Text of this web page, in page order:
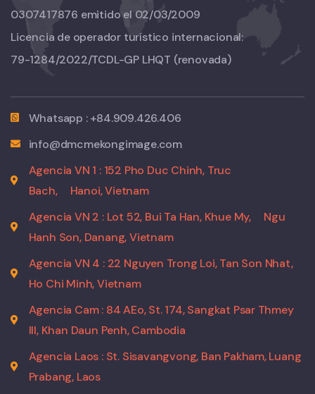
0307417876 emitido el 02/03/2009
Licencia de operador turístico internacional:
79-1284/2022/TCDL-GP LHQT (renovada)
Whatsapp : +84.909.426.406
info@dmcmekongimage.com
Agencia VN 1 : 152 Pho Duc Chinh, Truc
Bach,
Hanoi, Vietnam
Agencia VN 2 : Lot 52, Bui Ta Han, Khue My,
Ngu
Hanh Son, Danang, Vietnam
Agencia VN 4 : 22 Nguyen Trong Loi, Tan Son Nhat,
Ho Chi Minh, Vietnam
Agencia Cam : 84 AEo, St. 174, Sangkat Psar Thmey
III, Khan Daun Penh, Cambodia
Agencia Laos : St. Sisavangvong, Ban Pakham, Luang
Prabang, Laos